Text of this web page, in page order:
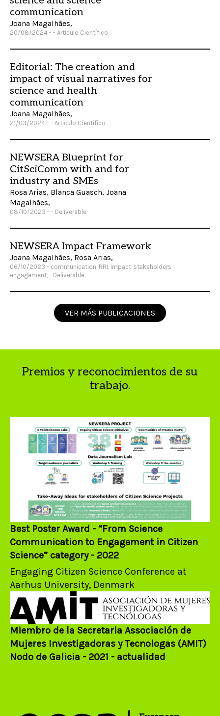
communication
Joana Magalhães,
20/08/2024 - - Articulo Científico
Editorial: The creation and
impact of visual narratives for
science and health
communication
Joana Magalhães,
21/03/2024 - - Articulo Científico
NEWSERA Blueprint for
CitSciComm with and for
industry and SMEs
Rosa Arias, Blanca Guasch, Joana
Magalhães,
08/10/2023 - - Deliverable
NEWSERA Impact Framework
Joana Magalhães, Rosa Arias,
06/10/2023 - communication, RRI, impact, stakeholders
engagement, - Deliverable
VER MÁS PUBLICACIONES
Premios y reconocimientos de su
trabajo.
Best Poster Award - “From Science
Communication to Engagement in Citizen
Science” category - 2022
Engaging Citizen Science Conference at
Aarhus University, Denmark
Miembro de la Secretaria Associación de
Mujeres Investigadoras y Tecnologas (AMIT)
Nodo de Galicia - 2021 - actualidad